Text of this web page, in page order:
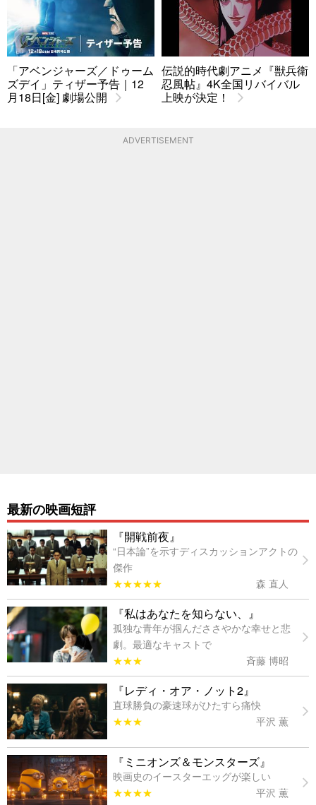
「アベンジャーズ／ドゥーム
ズデイ」ティザー予告｜12
月18日[金] 劇場公開
伝説的時代劇アニメ『獣兵衛
忍風帖』4K全国リバイバル
上映が決定！
ADVERTISEMENT
最新の映画短評
『開戦前夜』
“日本論”を示すディスカッションアクトの
傑作
★★★★★
森 直人
『私はあなたを知らない、』
孤独な青年が掴んだささやかな幸せと悲
劇。最適なキャストで
★★★
斉藤 博昭
『レディ・オア・ノット2』
直球勝負の豪速球がひたすら痛快
★★★
平沢 薫
『ミニオンズ＆モンスターズ』
映画史のイースターエッグが楽しい
★★★★
平沢 薫